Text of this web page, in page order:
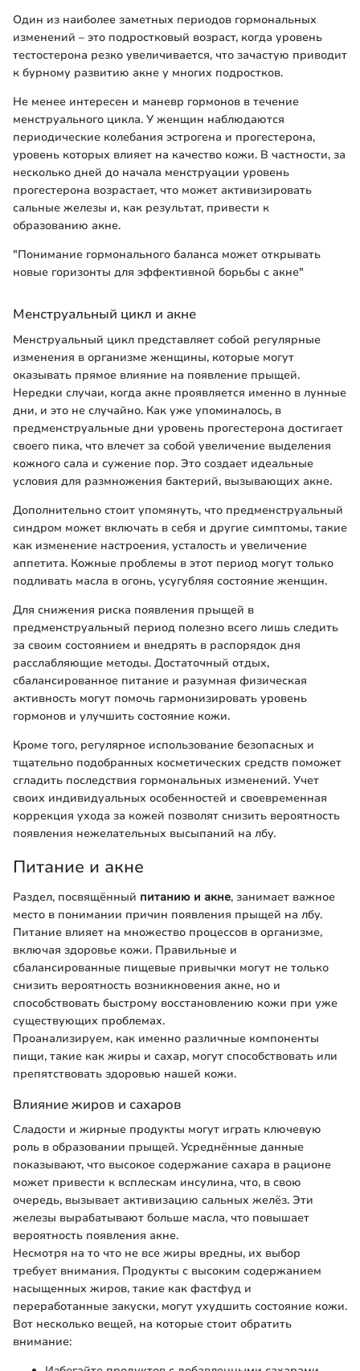
Один из наиболее заметных периодов гормональных
изменений – это подростковый возраст, когда уровень
тестостерона резко увеличивается, что зачастую приводит
к бурному развитию акне у многих подростков.
Не менее интересен и маневр гормонов в течение
менструального цикла. У женщин наблюдаются
периодические колебания эстрогена и прогестерона,
уровень которых влияет на качество кожи. В частности, за
несколько дней до начала менструации уровень
прогестерона возрастает, что может активизировать
сальные железы и, как результат, привести к
образованию акне.
"Понимание гормонального баланса может открывать
новые горизонты для эффективной борьбы с акне"
Менструальный цикл и акне
Менструальный цикл представляет собой регулярные
изменения в организме женщины, которые могут
оказывать прямое влияние на появление прыщей.
Нередки случаи, когда акне проявляется именно в лунные
дни, и это не случайно. Как уже упоминалось, в
предменструальные дни уровень прогестерона достигает
своего пика, что влечет за собой увеличение выделения
кожного сала и сужение пор. Это создает идеальные
условия для размножения бактерий, вызывающих акне.
Дополнительно стоит упомянуть, что предменструальный
синдром может включать в себя и другие симптомы, такие
как изменение настроения, усталость и увеличение
аппетита. Кожные проблемы в этот период могут только
подливать масла в огонь, усугубляя состояние женщин.
Для снижения риска появления прыщей в
предменструальный период полезно всего лишь следить
за своим состоянием и внедрять в распорядок дня
расслабляющие методы. Достаточный отдых,
сбалансированное питание и разумная физическая
активность могут помочь гармонизировать уровень
гормонов и улучшить состояние кожи.
Кроме того, регулярное использование безопасных и
тщательно подобранных косметических средств поможет
сгладить последствия гормональных изменений. Учет
своих индивидуальных особенностей и своевременная
коррекция ухода за кожей позволят снизить вероятность
появления нежелательных высыпаний на лбу.
Питание и акне
Раздел, посвящённый питанию и акне, занимает важное
место в понимании причин появления прыщей на лбу.
Питание влияет на множество процессов в организме,
включая здоровье кожи. Правильные и
сбалансированные пищевые привычки могут не только
снизить вероятность возникновения акне, но и
способствовать быстрому восстановлению кожи при уже
существующих проблемах.
Проанализируем, как именно различные компоненты
пищи, такие как жиры и сахар, могут способствовать или
препятствовать здоровью нашей кожи.
Влияние жиров и сахаров
Сладости и жирные продукты могут играть ключевую
роль в образовании прыщей. Усреднённые данные
показывают, что высокое содержание сахара в рационе
может привести к всплескам инсулина, что, в свою
очередь, вызывает активизацию сальных желёз. Эти
железы вырабатывают больше масла, что повышает
вероятность появления акне.
Несмотря на то что не все жиры вредны, их выбор
требует внимания. Продукты с высоким содержанием
насыщенных жиров, такие как фастфуд и
переработанные закуски, могут ухудшить состояние кожи.
Вот несколько вещей, на которые стоит обратить
внимание: